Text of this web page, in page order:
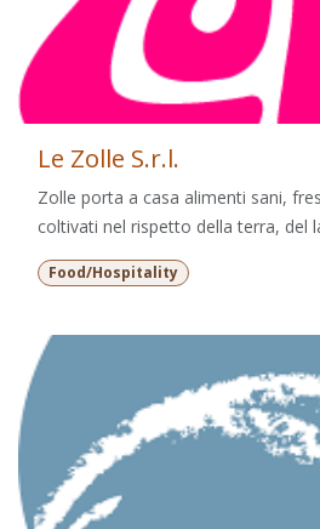
Le Zolle S.r.l.
Zolle porta a casa alimenti sani,
coltivati nel rispetto della terra, del
Food/Hospitality